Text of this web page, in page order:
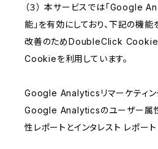
（３） 本サービスでは「Google
能」を有効にしており、下記の機能
改善のためDoubleClick Cookie
Cookieを利用しています。
Google Analyticsリマーケティン
Google Analyticsのユーザー属
性レポートとインタレスト レポート